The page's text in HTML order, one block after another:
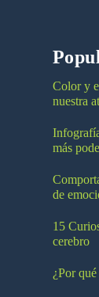
Color y
nuestra
más
de
15
cerebro
¿Por